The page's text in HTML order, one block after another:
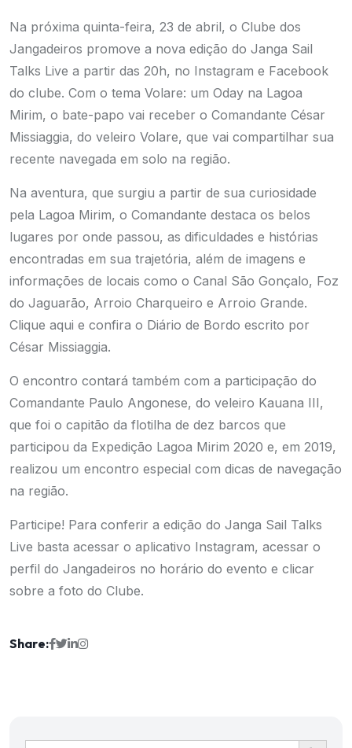
Na próxima quinta-feira, 23 de abril, o Clube dos
Jangadeiros promove a nova edição do Janga Sail
Talks Live a partir das 20h, no Instagram e Facebook
do clube. Com o tema Volare: um Oday na Lagoa
Mirim, o bate-papo vai receber o Comandante César
Missiaggia, do veleiro Volare, que vai compartilhar sua
recente navegada em solo na região.
Na aventura, que surgiu a partir de sua curiosidade
pela Lagoa Mirim, o Comandante destaca os belos
lugares por onde passou, as dificuldades e histórias
encontradas em sua trajetória, além de imagens e
informações de locais como o Canal São Gonçalo, Foz
do Jaguarão, Arroio Charqueiro e Arroio Grande.
Clique aqui e confira o Diário de Bordo escrito por
César Missiaggia.
O encontro contará também com a participação do
Comandante Paulo Angonese, do veleiro Kauana III,
que foi o capitão da flotilha de dez barcos que
participou da Expedição Lagoa Mirim 2020 e, em 2019,
realizou um encontro especial com dicas de navegação
na região.
Participe! Para conferir a edição do Janga Sail Talks
Live basta acessar o aplicativo Instagram, acessar o
perfil do Jangadeiros no horário do evento e clicar
sobre a foto do Clube.
Share:
Ir